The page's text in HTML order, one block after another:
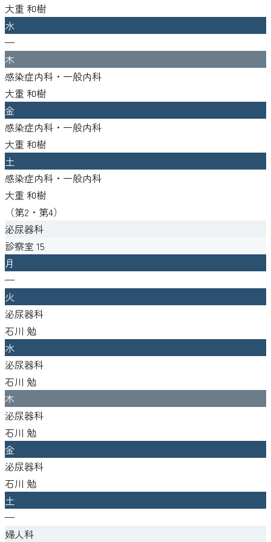
大重 和樹
水
—
木
感染症内科・一般内科
大重 和樹
金
感染症内科・一般内科
大重 和樹
土
感染症内科・一般内科
大重 和樹
（第2・第4）
泌尿器科
診察室 15
月
—
火
泌尿器科
石川 勉
水
泌尿器科
石川 勉
木
泌尿器科
石川 勉
金
泌尿器科
石川 勉
土
—
婦人科